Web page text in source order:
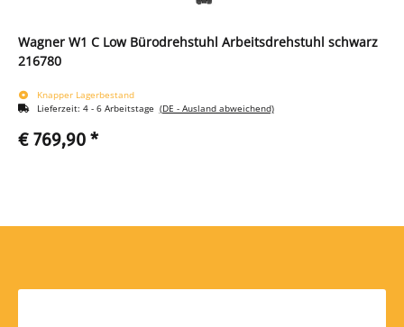
Wagner W1 C Low Bürodrehstuhl Arbeitsdrehstuhl schwarz
216780
Knapper Lagerbestand
Lieferzeit: 4 - 6 Arbeitstage (DE - Ausland abweichend)
€ 769,90 *